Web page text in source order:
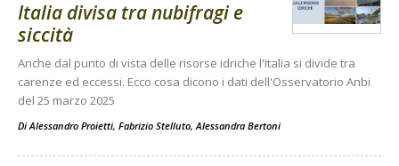
Italia divisa tra nubifragi e
siccità
Anche dal punto di vista delle risorse idriche l'Italia si divide tra
carenze ed eccessi. Ecco cosa dicono i dati dell'Osservatorio Anbi
del 25 marzo 2025
DiAlessandro Proietti, Fabrizio Stelluto, Alessandra Bertoni